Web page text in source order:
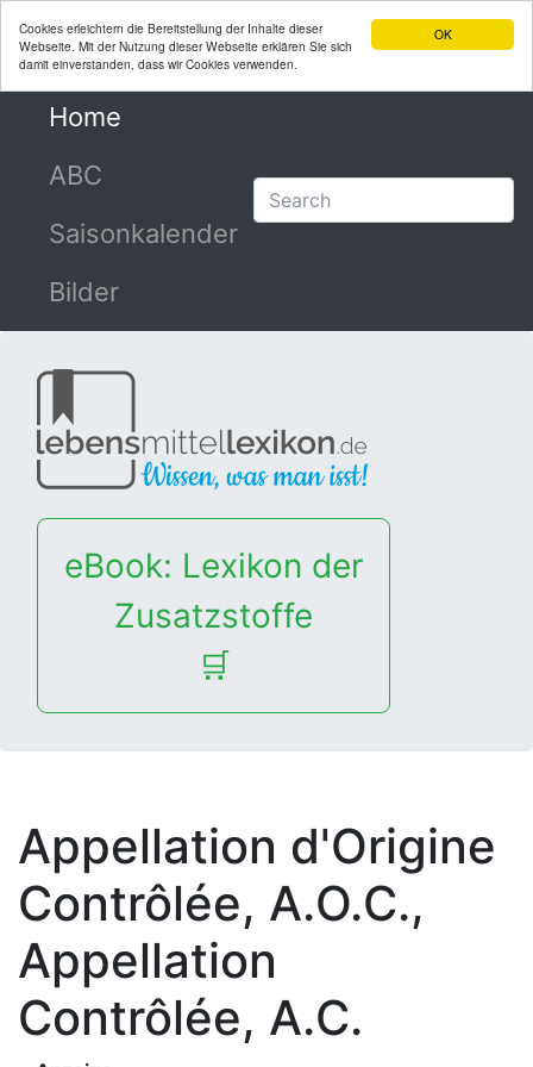
OK
Cookies erleichtern die Bereitstellung der Inhalte dieser
Webseite. Mit der Nutzung dieser Webseite erklären Sie sich
damit einverstanden, dass wir Cookies verwenden.
Home
ABC
Saisonkalender
Bilder
eBook: Lexikon der
Zusatzstoffe
🛒
Appellation d'Origine
Contrôlée, A.O.C.,
Appellation
Contrôlée, A.C.